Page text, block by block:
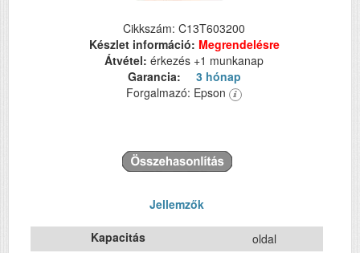
Cikkszám: C13T603200
Készlet információ: Megrendelésre
Átvétel: érkezés +1 munkanap
Garancia:
3 hónap
Forgalmazó: Epson
Jellemzők
Kapacitás
oldal